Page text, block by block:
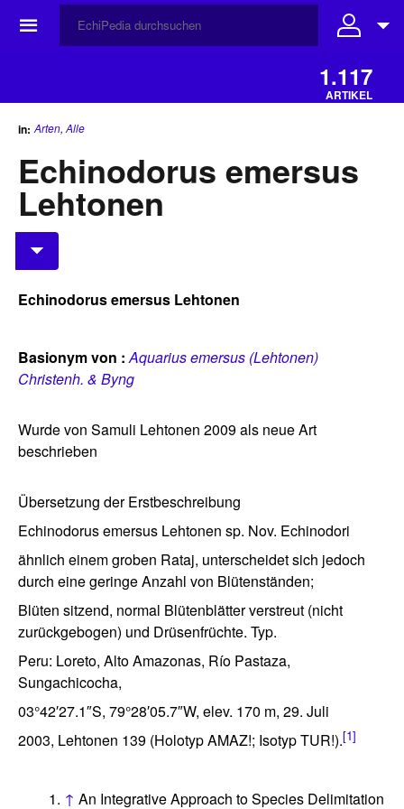
☰
1.117
ARTIKEL
in: Arten, Alle
Echinodorus emersus
Lehtonen
Echinodorus emersus Lehtonen
Basionym von : Aquarius emersus (Lehtonen)
Christenh. & Byng
Wurde von Samuli Lehtonen 2009 als neue Art
beschrieben
Übersetzung der Erstbeschreibung
Echinodorus emersus Lehtonen sp. Nov. Echinodori
ähnlich einem groben Rataj, unterscheidet sich jedoch
durch eine geringe Anzahl von Blütenständen;
Blüten sitzend, normal Blütenblätter verstreut (nicht
zurückgebogen) und Drüsenfrüchte. Typ.
Peru: Loreto, Alto Amazonas, Río Pastaza,
Sungachicocha,
03°42′27.1″S, 79°28′05.7″W, elev. 170 m, 29. Juli
2003, Lehtonen 139 (Holotyp AMAZ!; Isotyp TUR!).[1]
↑ An Integrative Approach to Species Delimitation